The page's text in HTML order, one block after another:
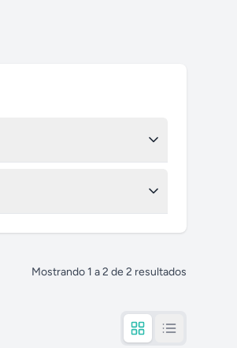
Mostrando 1 a2 de 2 resultados